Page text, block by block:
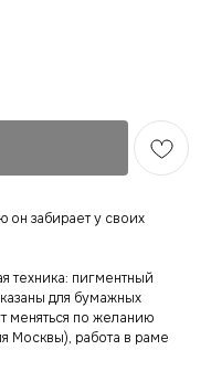
он забирает у своих
техника: пигментный
для бумажных
меняться по желанию
Москвы), работа в раме